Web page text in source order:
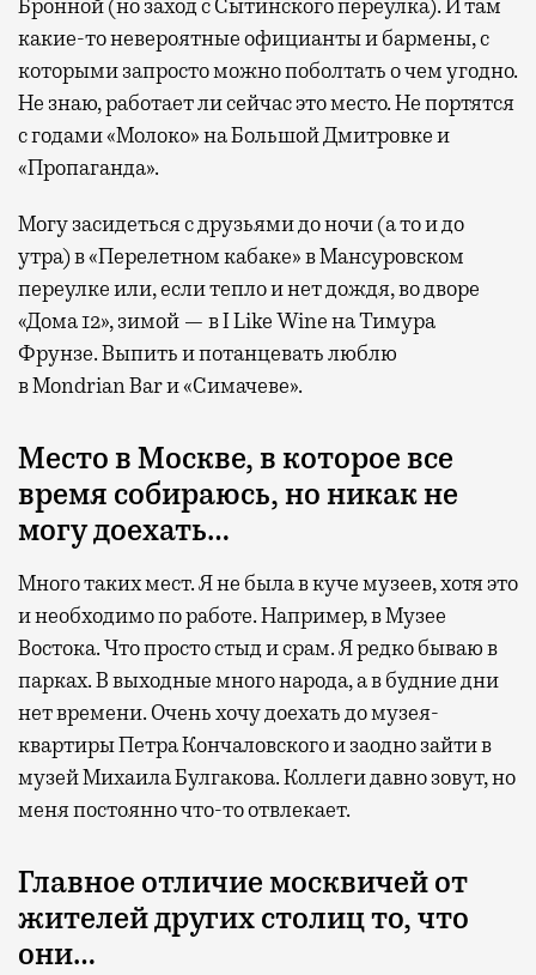
Бронной (но заход с Сытинского переулка). И там
какие-то невероятные официанты и бармены, с
которыми запросто можно поболтать о чем угодно.
Не знаю, работает ли сейчас это место. Не портятся
с годами «Молоко» на Большой Дмитровке и
«Пропаганда».
Могу засидеться с друзьями до ночи (а то и до
утра) в «Перелетном кабаке» в Мансуровском
переулке или, если тепло и нет дождя, во дворе
«Дома 12», зимой — в I Like Wine на Тимура
Фрунзе. Выпить и потанцевать люблю
в Mondrian Bar и «Симачеве».
Место в Москве, в которое все
время собираюсь, но никак не
могу доехать…
Много таких мест. Я не была в куче музеев, хотя это
и необходимо по работе. Например, в Музее
Востока. Что просто стыд и срам. Я редко бываю в
парках. В выходные много народа, а в будние дни
нет времени. Очень хочу доехать до музея-
квартиры Петра Кончаловского и заодно зайти в
музей Михаила Булгакова. Коллеги давно зовут, но
меня постоянно что-то отвлекает.
Главное отличие москвичей от
жителей других столиц то, что
они…